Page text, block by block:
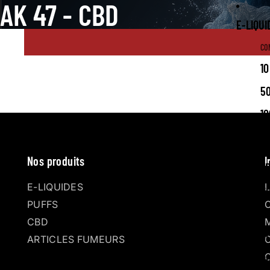
E-
AK 47 - CBD
Nos produits
E-LIQUIDES
PUFFS
CBD
ARTICLES FUMEURS